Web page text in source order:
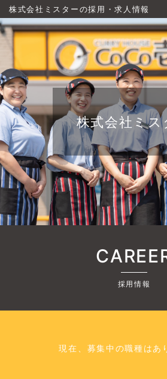
株式会社ミスターの採用・求人情報
株式会社ミス
採用情報
現在、募集中の職種はあ